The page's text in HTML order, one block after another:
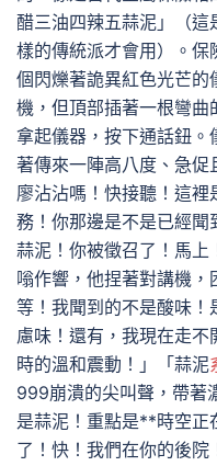
醋三油四辣五蒜泥」（
樣的傳統派才會用）。
個閃爍著詭異紅色光芒
機，但頂部插著一根彎
拿起儀器，按下通話鈕
著傳來一陣高八度、急促
廖沾沾嗎！快接聽！這
務！你那邊是不是已經聞
蒜泥！你被徵召了！馬
嗡作響，他捏著對講機
等！我聞到的不是酸味！
慮味！還有，我現在走
時的溫和震動！」「蒜泥
999崩潰的尖叫聲，帶著
是蒜泥！重點是**時空
了！快！我們在你的後